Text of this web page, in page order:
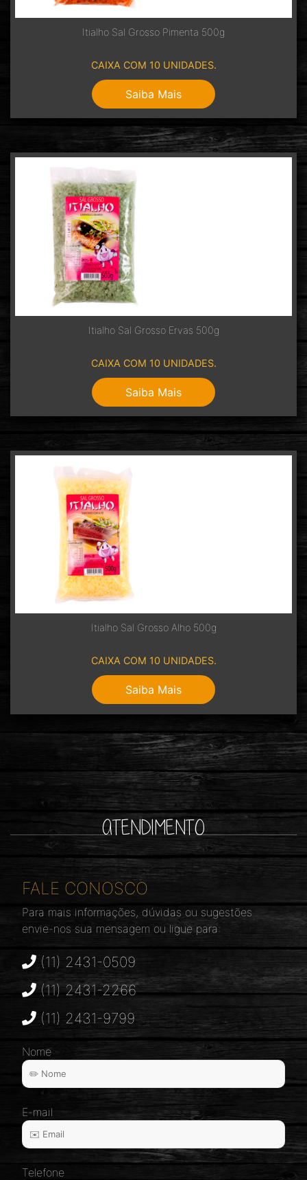
Itialho Sal Grosso Pimenta 500g
CAIXA COM 10 UNIDADES.
Saiba Mais
Itialho Sal Grosso Ervas 500g
CAIXA COM 10 UNIDADES.
Saiba Mais
Itialho Sal Grosso Alho 500g
CAIXA COM 10 UNIDADES.
Saiba Mais
ATENDIMENTO
FALE CONOSCO
Para mais informações, dúvidas ou sugestões
envie-nos sua mensagem ou ligue para:
(11) 2431-0509
(11) 2431-2266
(11) 2431-9799
Nome
E-mail
Telefone